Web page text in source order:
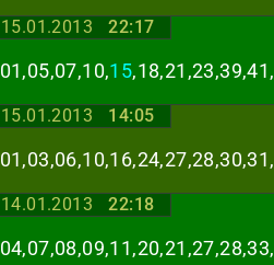
15.01.2013 22:17
01,05,07,10,15,18,21,23,39,41,
15.01.2013 14:05
01,03,06,10,16,24,27,28,30,31,
14.01.2013 22:18
04,07,08,09,11,20,21,27,28,33,